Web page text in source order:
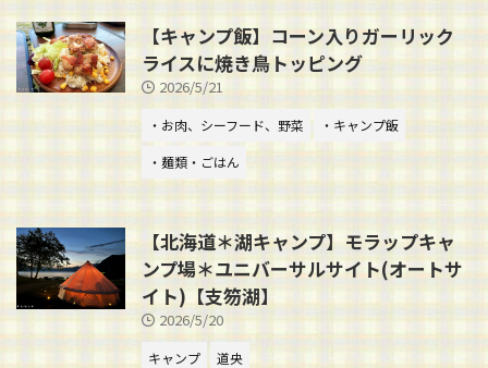
【キャンプ飯】コーン入りガーリック
ライスに焼き鳥トッピング
2026/5/21
・お肉、シーフード、野菜
・キャンプ飯
・麺類・ごはん
【北海道＊湖キャンプ】モラップキャ
ンプ場＊ユニバーサルサイト(オートサ
イト)【支笏湖】
2026/5/20
キャンプ 道央